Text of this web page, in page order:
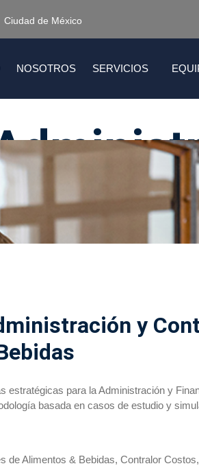
Ciudad de México
NOSOTROS SERVICIOS
y
estratégicas para la Administración y
basada en casos de estudio y
de Alimentos & Bebidas, Contralor